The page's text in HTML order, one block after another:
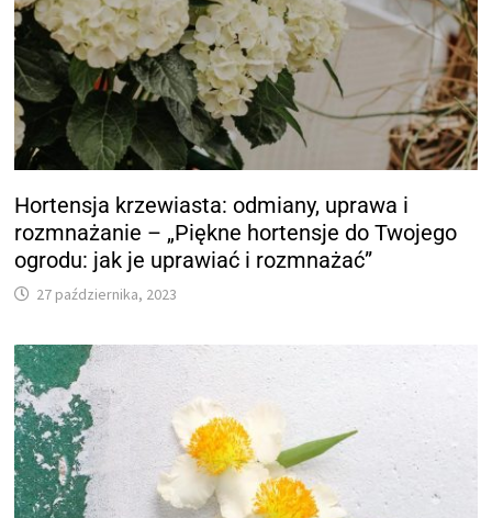
Hortensja krzewiasta: odmiany, uprawa i
rozmnażanie – „Piękne hortensje do Twojego
ogrodu: jak je uprawiać i rozmnażać”
27 października, 2023